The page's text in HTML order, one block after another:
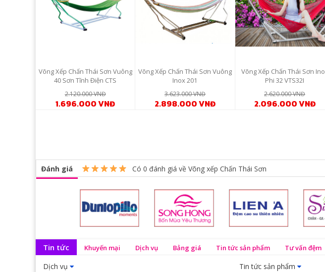
Võng Xếp Chấn Thái Sơn Vuông
40 Sơn Tĩnh Điện CTS
2.120.000 VNĐ
1.696.000 VNĐ
Võng Xếp Chấn Thái Sơn Vuông
Inox 201
3.623.000 VNĐ
2.898.000 VNĐ
Võng Xếp Chấn Thái Sơn
Phi 32 VTS32I
2.620.000 VNĐ
2.096.000 VNĐ
Đánh giá Có 0 đánh giá về Võng xếp Chấn Thái Sơn
Tin tức Khuyến mại Dịch vụ Bảng giá Tin tức sản phẩm Tư vấn đệm
Dịch vụ Tin tức sản phẩm